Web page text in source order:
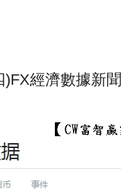
)FX經濟數據新